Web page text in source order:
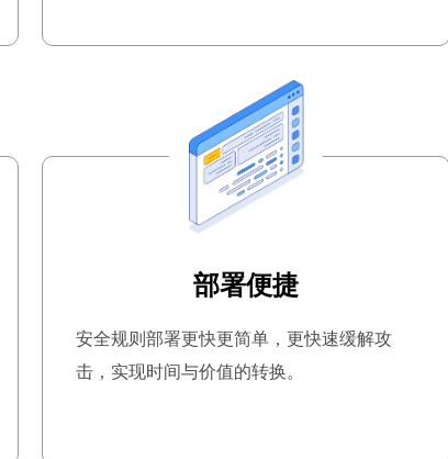
部署便捷
安全规则部署更快更简单，更快速缓解攻
击，实现时间与价值的转换。